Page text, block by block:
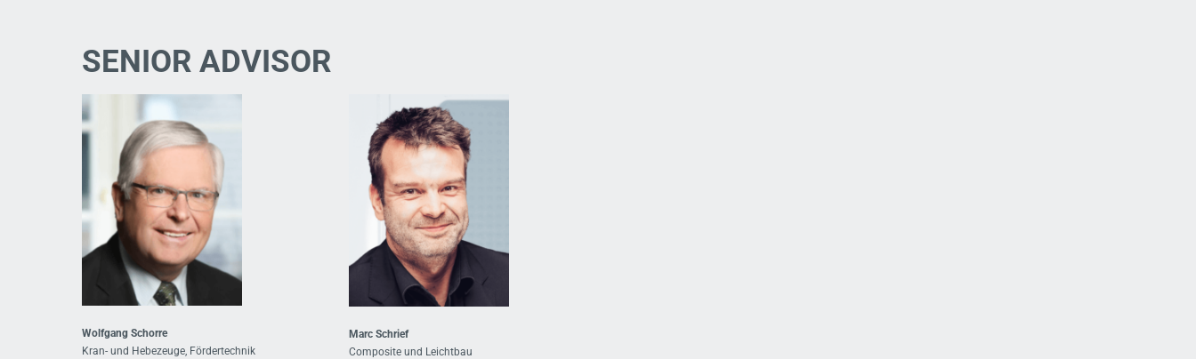
SENIOR ADVISOR
Wolfgang Schorre
Kran- und Hebezeuge, Fördertechnik
Marc Schrief
Composite und Leichtbau